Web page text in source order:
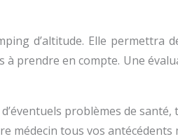
d’altitude. Elle permettra
à prendre en compte. Une
problèmes de santé,
médecin tous vos antécédents